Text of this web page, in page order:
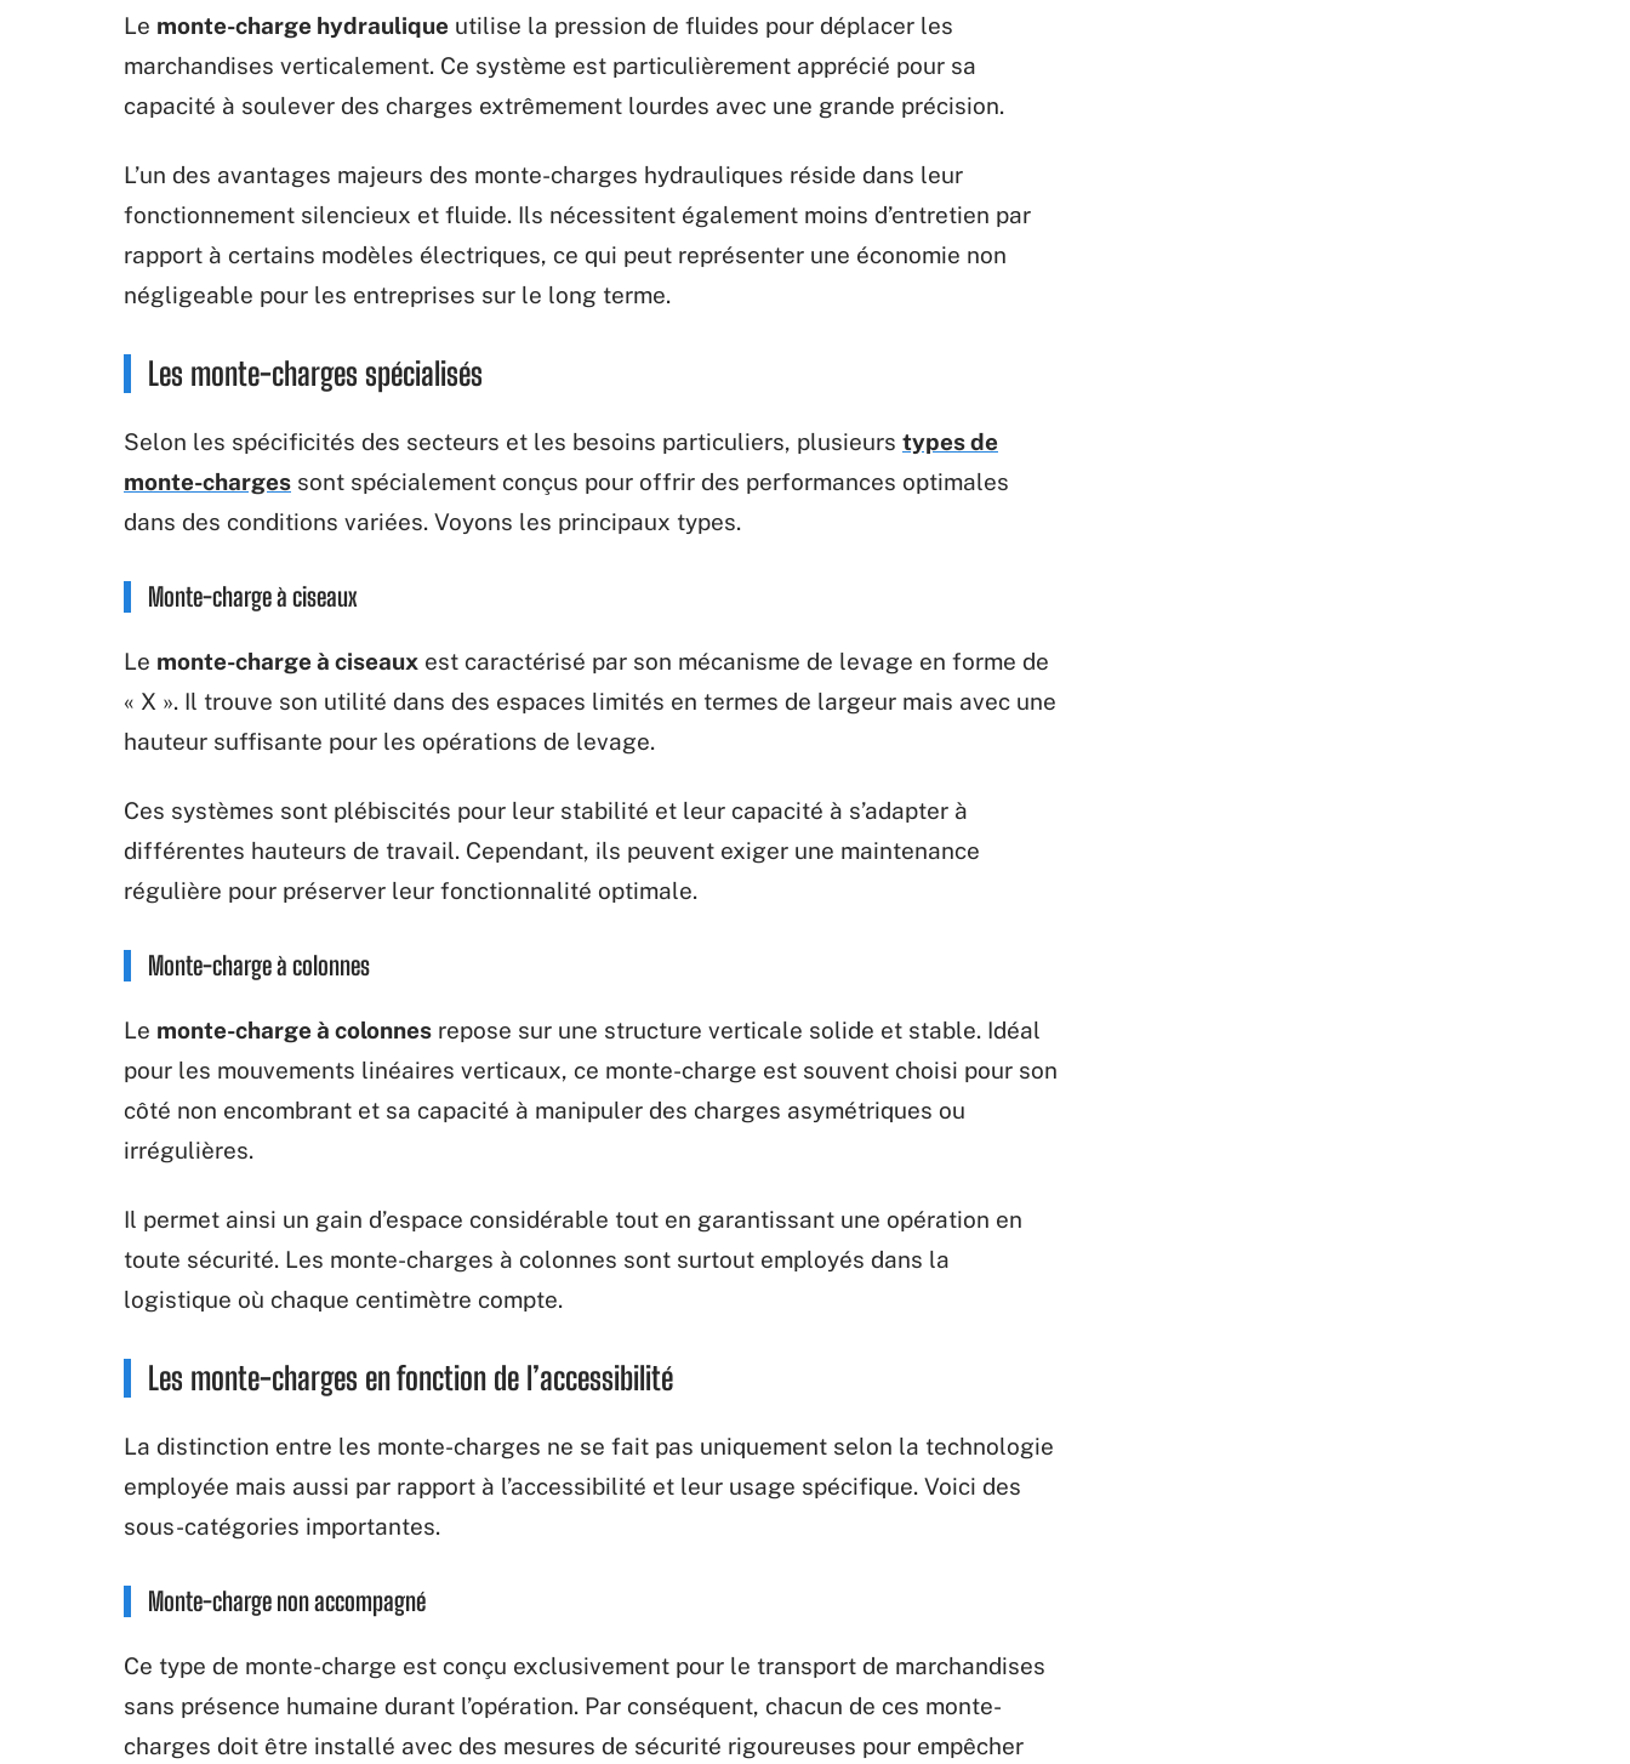
Le monte-charge hydraulique utilise la pression de fluides pour déplacer les
marchandises verticalement. Ce système est particulièrement apprécié pour sa
capacité à soulever des charges extrêmement lourdes avec une grande précision.
L’un des avantages majeurs des monte-charges hydrauliques réside dans leur
fonctionnement silencieux et fluide. Ils nécessitent également moins d’entretien par
rapport à certains modèles électriques, ce qui peut représenter une économie non
négligeable pour les entreprises sur le long terme.
Les monte-charges spécialisés
Selon les spécificités des secteurs et les besoins particuliers, plusieurs types de
monte-charges sont spécialement conçus pour offrir des performances optimales
dans des conditions variées. Voyons les principaux types.
Monte-charge à ciseaux
Le monte-charge à ciseaux est caractérisé par son mécanisme de levage en forme de
« X ». Il trouve son utilité dans des espaces limités en termes de largeur mais avec une
hauteur suffisante pour les opérations de levage.
Ces systèmes sont plébiscités pour leur stabilité et leur capacité à s’adapter à
différentes hauteurs de travail. Cependant, ils peuvent exiger une maintenance
régulière pour préserver leur fonctionnalité optimale.
Monte-charge à colonnes
Le monte-charge à colonnes repose sur une structure verticale solide et stable. Idéal
pour les mouvements linéaires verticaux, ce monte-charge est souvent choisi pour son
côté non encombrant et sa capacité à manipuler des charges asymétriques ou
irrégulières.
Il permet ainsi un gain d’espace considérable tout en garantissant une opération en
toute sécurité. Les monte-charges à colonnes sont surtout employés dans la
logistique où chaque centimètre compte.
Les monte-charges en fonction de l’accessibilité
La distinction entre les monte-charges ne se fait pas uniquement selon la technologie
employée mais aussi par rapport à l’accessibilité et leur usage spécifique. Voici des
sous-catégories importantes.
Monte-charge non accompagné
Ce type de monte-charge est conçu exclusivement pour le transport de marchandises
sans présence humaine durant l’opération. Par conséquent, chacun de ces monte-
charges doit être installé avec des mesures de sécurité rigoureuses pour empêcher